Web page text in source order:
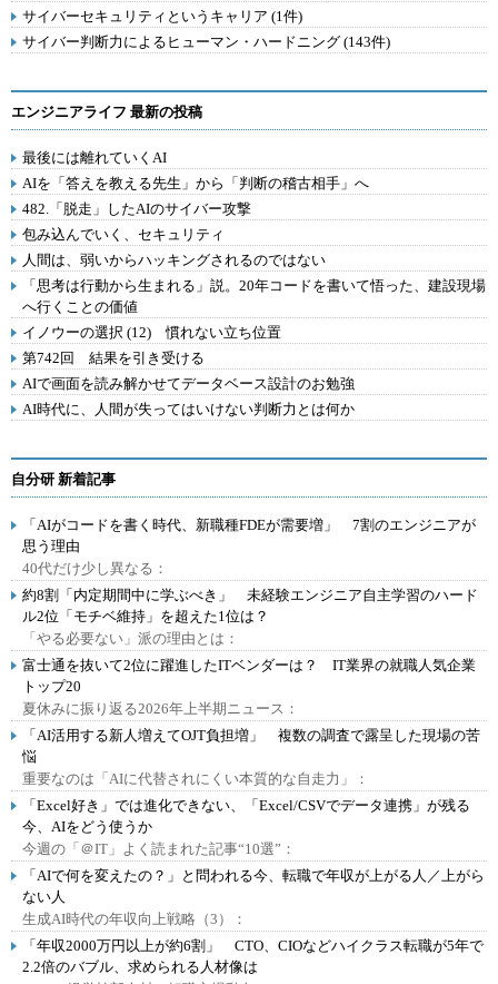
サイバーセキュリティというキャリア (1件)
サイバー判断力によるヒューマン・ハードニング (143件)
エンジニアライフ 最新の投稿
最後には離れていくAI
AIを「答えを教える先生」から「判断の稽古相手」へ
482.「脱走」したAIのサイバー攻撃
包み込んでいく、セキュリティ
人間は、弱いからハッキングされるのではない
「思考は行動から生まれる」説。20年コードを書いて悟った、建設現場
へ行くことの価値
イノウーの選択 (12) 慣れない立ち位置
第742回 結果を引き受ける
AIで画面を読み解かせてデータベース設計のお勉強
AI時代に、人間が失ってはいけない判断力とは何か
自分研 新着記事
「AIがコードを書く時代、新職種FDEが需要増」 7割のエンジニアが
思う理由
40代だけ少し異なる：
約8割「内定期間中に学ぶべき」 未経験エンジニア自主学習のハード
ル2位「モチベ維持」を超えた1位は？
「やる必要ない」派の理由とは：
富士通を抜いて2位に躍進したITベンダーは？ IT業界の就職人気企業
トップ20
夏休みに振り返る2026年上半期ニュース：
「AI活用する新人増えてOJT負担増」 複数の調査で露呈した現場の苦
悩
重要なのは「AIに代替されにくい本質的な自走力」：
「Excel好き」では進化できない、「Excel/CSVでデータ連携」が残る
今、AIをどう使うか
今週の「＠IT」よく読まれた記事“10選”：
「AIで何を変えたの？」と問われる今、転職で年収が上がる人／上がら
ない人
生成AI時代の年収向上戦略（3）：
「年収2000万円以上が約6割」 CTO、CIOなどハイクラス転職が5年で
2.2倍のバブル、求められる人材像は